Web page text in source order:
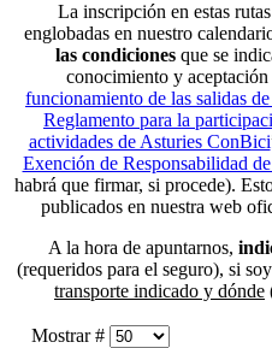
La inscripción en estas
englobadas en nuestro
las condicionesque se
conocimiento y aceptación
funcionamiento de las salidas
Reglamento para la
actividades de Asturies ConBici
Exención de Responsabilidad
habrá que firmar, si procede).
publicados en nuestra web
A la hora de apuntarnos,
(requeridos para el seguro), si soy
transporte indicado y dónde
Mostrar #